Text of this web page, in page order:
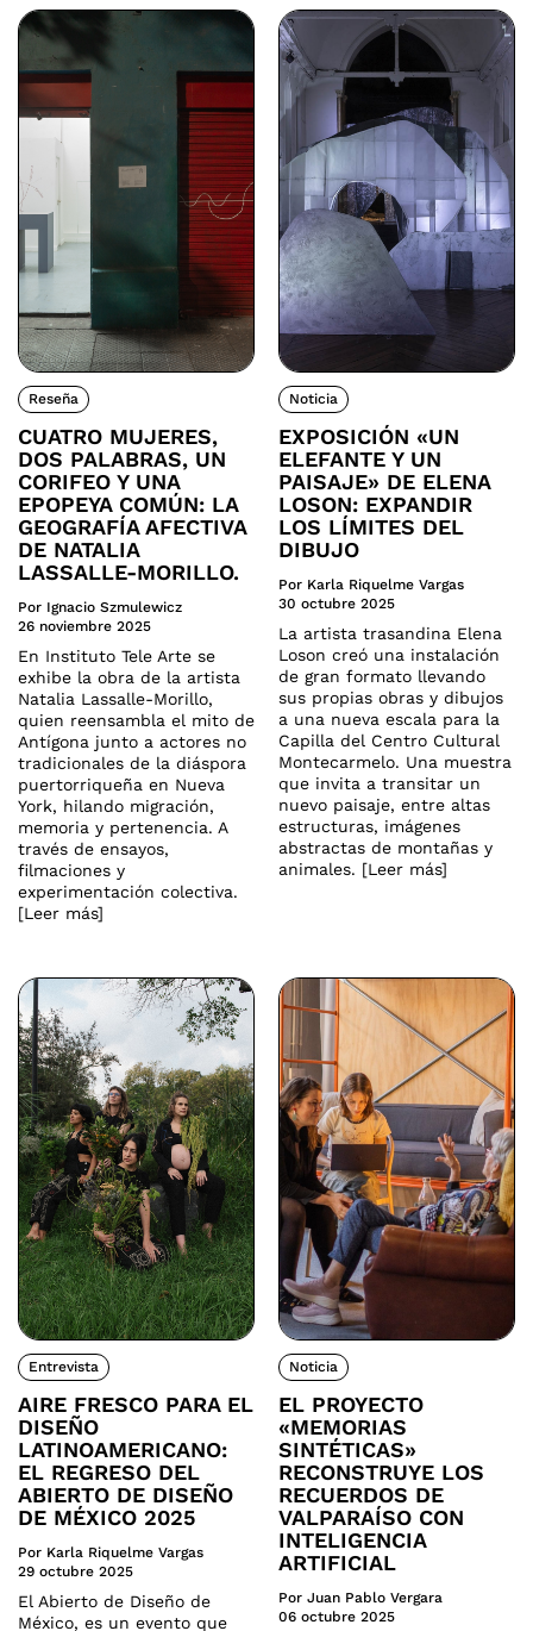
Reseña
CUATRO MUJERES,
DOS PALABRAS, UN
CORIFEO Y UNA
EPOPEYA COMÚN: LA
GEOGRAFÍA AFECTIVA
DE NATALIA
LASSALLE-MORILLO.
Por Ignacio Szmulewicz
26 noviembre 2025
En Instituto Tele Arte se
exhibe la obra de la artista
Natalia Lassalle-Morillo,
quien reensambla el mito de
Antígona junto a actores no
tradicionales de la diáspora
puertorriqueña en Nueva
York, hilando migración,
memoria y pertenencia. A
través de ensayos,
filmaciones y
experimentación colectiva.
[Leer más]
Noticia
EXPOSICIÓN «UN
ELEFANTE Y UN
PAISAJE» DE ELENA
LOSON: EXPANDIR
LOS LÍMITES DEL
DIBUJO
Por Karla Riquelme Vargas
30 octubre 2025
La artista trasandina Elena
Loson creó una instalación
de gran formato llevando
sus propias obras y dibujos
a una nueva escala para la
Capilla del Centro Cultural
Montecarmelo. Una muestra
que invita a transitar un
nuevo paisaje, entre altas
estructuras, imágenes
abstractas de montañas y
animales. [Leer más]
Entrevista
AIRE FRESCO PARA EL
DISEÑO
LATINOAMERICANO:
EL REGRESO DEL
ABIERTO DE DISEÑO
DE MÉXICO 2025
Por Karla Riquelme Vargas
29 octubre 2025
El Abierto de Diseño de
México, es un evento que
Noticia
EL PROYECTO
«MEMORIAS
SINTÉTICAS»
RECONSTRUYE LOS
RECUERDOS DE
VALPARAÍSO CON
INTELIGENCIA
ARTIFICIAL
Por Juan Pablo Vergara
06 octubre 2025